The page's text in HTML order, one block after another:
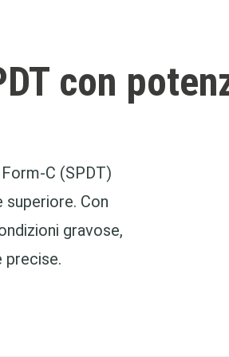
con
C (SPDT)
Con
gravose,
precise.